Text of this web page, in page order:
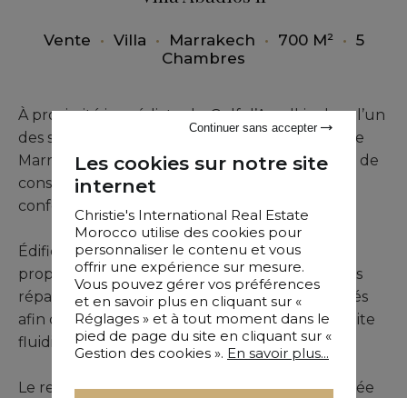
Vente • Villa • Marrakech • 700 M² • 5
Chambres
À proximité immédiate du Golf d’Amelkis, dans l’un
des secteurs résidentiels les plus recherchés de
Marrakech, cette villa contemporaine en cours de
construction incarne une vision moderne du
confort et de l’élégance architecturale.
Édifiée sur un terrain de plus de 1 200 m², la
propriété développe environ 700 m² construits
répartis sur trois niveaux soigneusement pensés
afin d’offrir de généreux volumes et une parfaite
fluidité de circulation.
Le rez-de-chaussée dévoile une élégante entrée
Les cookies sur notre site
internet
Christie's International Real Estate
Morocco utilise des cookies pour
personnaliser le contenu et vous
offrir une expérience sur mesure.
Vous pouvez gérer vos préférences
et en savoir plus en cliquant sur «
Réglages » et à tout moment dans le
pied de page du site en cliquant sur «
Gestion des cookies ». En savoir plus...
Continuer sans accepter